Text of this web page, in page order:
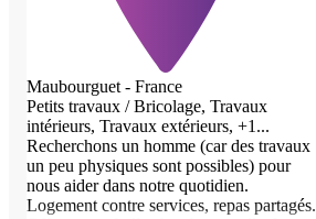
Maubourguet - France
Petits travaux / Bricolage, Travaux
intérieurs, Travaux extérieurs, +1...
Recherchons un homme (car des travaux
un peu physiques sont possibles) pour
nous aider dans notre quotidien.
Logement contre services, repas partagés.